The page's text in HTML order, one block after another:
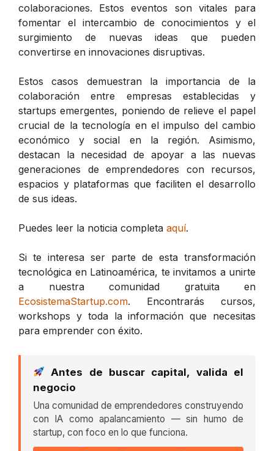
colaboraciones. Estos eventos son vitales para
fomentar el intercambio de conocimientos y el
surgimiento de nuevas ideas que pueden
convertirse en innovaciones disruptivas.
Estos casos demuestran la importancia de la
colaboración entre empresas establecidas y
startups emergentes, poniendo de relieve el papel
crucial de la tecnología en el impulso del cambio
económico y social en la región. Asimismo,
destacan la necesidad de apoyar a las nuevas
generaciones de emprendedores con recursos,
espacios y plataformas que faciliten el desarrollo
de sus ideas.
Puedes leer la noticia completa aquí.
Si te interesa ser parte de esta transformación
tecnológica en Latinoamérica, te invitamos a unirte
a nuestra comunidad gratuita en
EcosistemaStartup.com. Encontrarás cursos,
workshops y toda la información que necesitas
para emprender con éxito.
Antes de buscar capital, valida el
negocio
Una comunidad de emprendedores construyendo
con IA como apalancamiento — sin humo de
startup, con foco en lo que funciona.